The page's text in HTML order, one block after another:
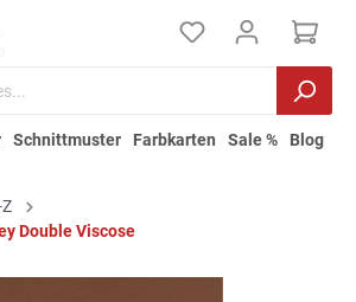
Schnittmuster Farbkarten Sale % Blog
Double Viscose